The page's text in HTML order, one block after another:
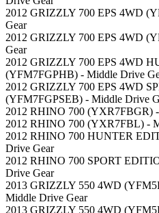
2012 GRIZZLY 700 EPS 4WD
Gear
2012 GRIZZLY 700 EPS 4WD
Gear
2012 GRIZZLY 700 EPS 4WD
(YFM7FGPHB) - Middle Drive
2012 GRIZZLY 700 EPS 4WD
(YFM7FGPSEB) - Middle Drive
2012 RHINO 700 (YXR7FBGR)
2012 RHINO 700 (YXR7FBL) -
2012 RHINO 700 HUNTER
Drive Gear
2012 RHINO 700 SPORT
Drive Gear
2013 GRIZZLY 550 4WD
Middle Drive Gear
2013 GRIZZLY 550 4WD